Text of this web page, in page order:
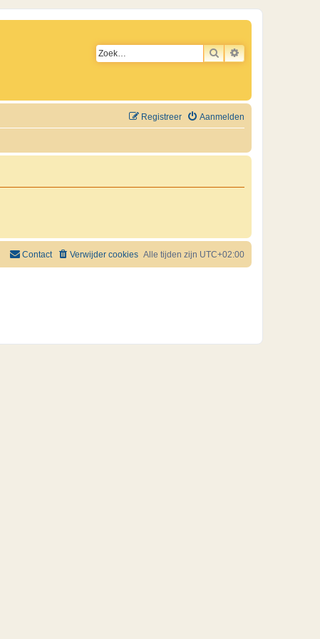
ZOEKUITGEBREID
Aanmelden
Registreer
Alle tijden zijn UTC+02:00
Verwijder cookies
Contact